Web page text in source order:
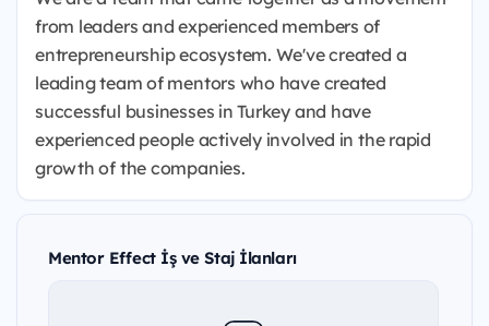
from leaders and experienced members of
entrepreneurship ecosystem. We've created a
leading team of mentors who have created
successful businesses in Turkey and have
experienced people actively involved in the rapid
growth of the companies.
Mentor Effect İş ve Staj İlanları